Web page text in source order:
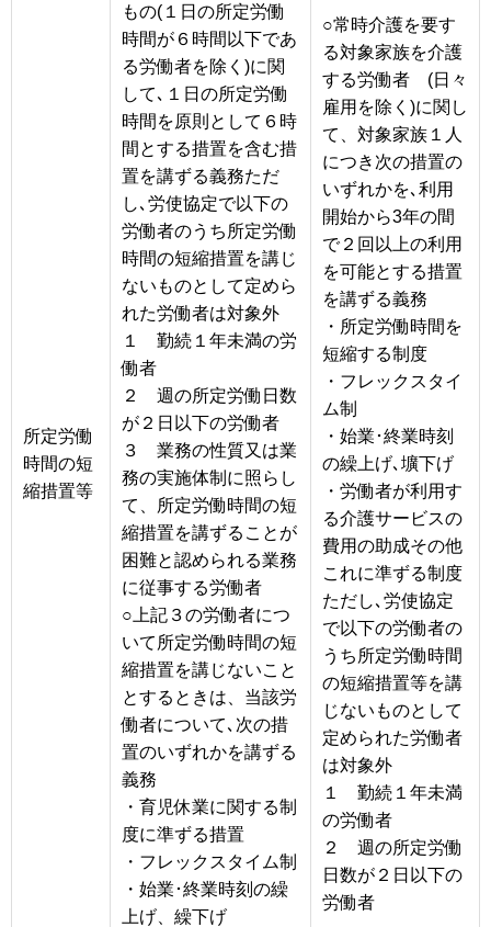
所定労働
時間の短
縮措置等
もの(１日の所定労働
時間が６時間以下であ
る労働者を除く)に関
して､１日の所定労働
時間を原則として６時
間とする措置を含む措
置を講ずる義務ただ
し､労使協定で以下の
労働者のうち所定労働
時間の短縮措置を講じ
ないものとして定めら
れた労働者は対象外
１ 勤続１年未満の労
働者
２ 週の所定労働日数
が２日以下の労働者
３ 業務の性質又は業
務の実施体制に照らし
て、所定労働時間の短
縮措置を講ずることが
困難と認められる業務
に従事する労働者
○上記３の労働者につ
いて所定労働時間の短
縮措置を講じないこと
とするときは、当該労
働者について､次の措
置のいずれかを講ずる
義務
・育児休業に関する制
度に準ずる措置
・フレックスタイム制
・始業･終業時刻の繰
上げ、繰下げ
○常時介護を要す
る対象家族を介護
する労働者 (日々
雇用を除く)に関し
て、対象家族１人
につき次の措置の
いずれかを､利用
開始から3年の間
で２回以上の利用
を可能とする措置
を講ずる義務
・所定労働時間を
短縮する制度
・フレックスタイ
ム制
・始業･終業時刻
の繰上げ､壙下げ
・労働者が利用す
る介護サービスの
費用の助成その他
これに準ずる制度
ただし､労使協定
で以下の労働者の
うち所定労働時間
の短縮措置等を講
じないものとして
定められた労働者
は対象外
１ 勤続１年未満
の労働者
２ 週の所定労働
日数が２日以下の
労働者